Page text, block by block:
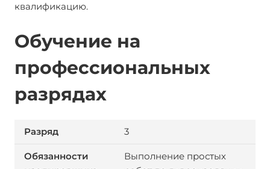
квалификацию.
Обучение на
профессиональных
разрядах
3
Выполнение простых